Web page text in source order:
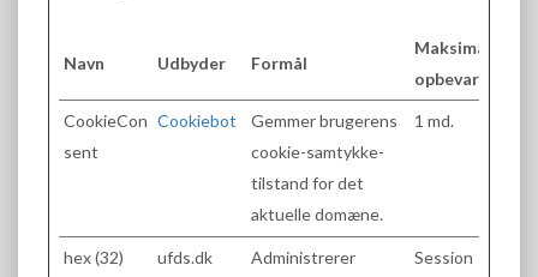
Navn Udbyder Formål
Maksimal
opbevaringstid
CookieCon
sent
Cookiebot
Gemmer brugerens
cookie-samtykke-
tilstand for det
aktuelle domæne.
1 md.
hex (32) ufds.dk
Administrerer
Session